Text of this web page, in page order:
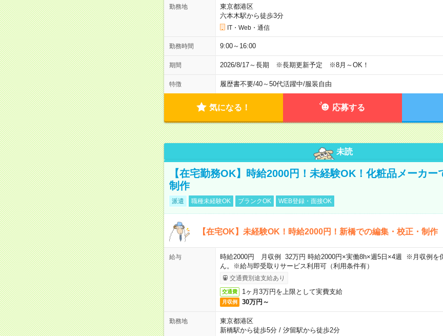
勤務地
東京都港区
六本木駅から徒歩3分
IT・Web・通信
勤務時間 9:00～16:00
期間 2026/8/17～長期 ※長期更新予定 ※8月～OK！
特徴 履歴書不要/40～50代活躍中/服装自由
気になる！ 応募する
未読
【在宅勤務OK】時給2000円！未経験OK！化粧品メーカー
制作
派遣 職種未経験OK ブランクOK WEB登録・面接OK
【在宅OK】未経験OK！時給2000円！新橋での編集・校正・制作
給与
時給2000円 月収例 32万円 時給2000円×実働8h×週5日×4週 ※月収例を
ん。※給与即受取りサービス利用可（利用条件有）
交通費別途支給あり
交通費 1ヶ月3万円を上限として実費支給
月収例 30万円～
勤務地
東京都港区
新橋駅から徒歩5分/ 汐留駅から徒歩2分